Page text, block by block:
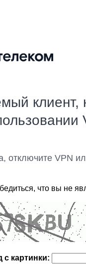
клиент,
отключите VPN
что вы не
с картинки: